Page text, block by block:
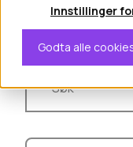
Innstillinger
Godta alle